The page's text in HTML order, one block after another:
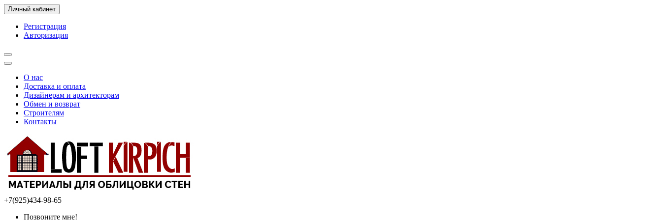
Личный кабинет
Регистрация
Авторизация
О нас
Доставка и оплата
Дизайнерам и архитекторам
Обмен и возврат
Строителям
Контакты
+7(925)434-98-65
Позвоните мне!